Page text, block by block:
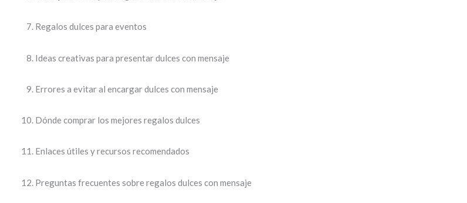
Regalos dulces para eventos
Ideas creativas para presentar dulces con mensaje
Errores a evitar al encargar dulces con mensaje
Dónde comprar los mejores regalos dulces
Enlaces útiles y recursos recomendados
Preguntas frecuentes sobre regalos dulces con mensaje